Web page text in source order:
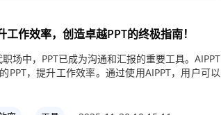
作效率，创造卓越PPT的终极指南！
场中，PPT已成为沟通和汇报的重要工具。AIPPT
PPT，提升工作效率。通过使用AIPPT，用户可以